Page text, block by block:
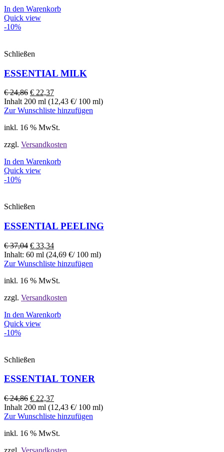
In den Warenkorb
Quick view
-10%
Schließen
ESSENTIAL MILK
€24,86 € 22,37
Inhalt 200 ml (12,43 €/ 100 ml)
Zur Wunschliste hinzufügen
inkl. 16 % MwSt.
zzgl. Versandkosten
In den Warenkorb
Quick view
-10%
Schließen
ESSENTIAL PEELING
€37,04 € 33,34
Inhalt: 60 ml (24,69 €/ 100 ml)
Zur Wunschliste hinzufügen
inkl. 16 % MwSt.
zzgl. Versandkosten
In den Warenkorb
Quick view
-10%
Schließen
ESSENTIAL TONER
€24,86 € 22,37
Inhalt 200 ml (12,43 €/ 100 ml)
Zur Wunschliste hinzufügen
inkl. 16 % MwSt.
zzgl. Versandkosten